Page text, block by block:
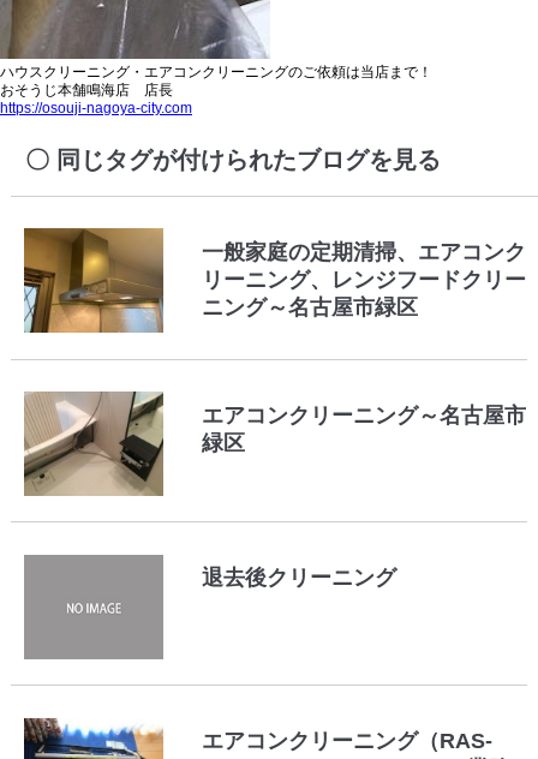
ハウスクリーニング・エアコンクリーニングのご依頼は当店まで！
おそうじ本舗鳴海店 店長
https://osouji-nagoya-city.com
同じタグが付けられたブログを見る
一般家庭の定期清掃、エアコンク
リーニング、レンジフードクリー
ニング～名古屋市緑区
エアコンクリーニング～名古屋市
緑区
退去後クリーニング
エアコンクリーニング（RAS-